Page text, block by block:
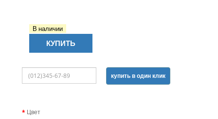
В наличии
КУПИТЬ
купить в один клик
Цвет